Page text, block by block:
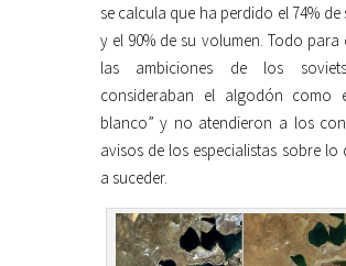
se calcula que ha perdido el 74% de
y el 90% de su volumen. Todo para
las ambiciones de los
consideraban el algodón como
blanco” y no atendieron a los
avisos de los especialistas sobre lo
a suceder.